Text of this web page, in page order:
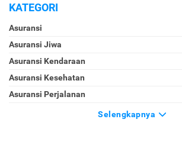
KATEGORI
Asuransi
Asuransi Jiwa
Asuransi Kendaraan
Asuransi Kesehatan
Asuransi Perjalanan
Selengkapnya